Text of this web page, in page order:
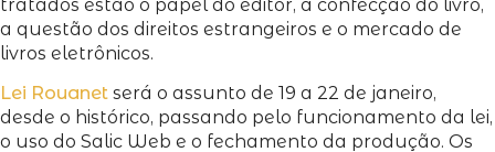
tratados estão o papel do editor, a confecção do livro,
a questão dos direitos estrangeiros e o mercado de
livros eletrônicos.
Lei Rouanet será o assunto de 19 a 22 de janeiro,
desde o histórico, passando pelo funcionamento da lei,
o uso do Salic Web e o fechamento da produção. Os